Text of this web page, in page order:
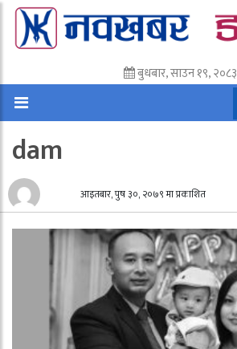
बुधबार, साउन १९, २०८३
dam
आइतबार, पुष ३०, २०७९ मा प्रकाशित